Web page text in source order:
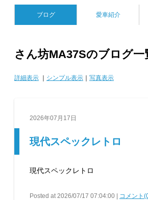
ブログ 愛車紹介
さん坊MA37Sのブログ一
詳細表示 シンプル表示 写真表示
2026年07月17日
現代スペックレトロ
現代スペックレトロ
Posted at 2026/07/17 07:04:00 | コメント